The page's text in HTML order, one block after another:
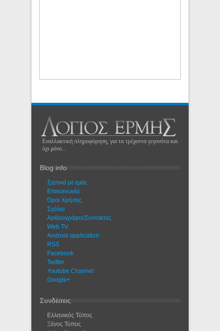
Εναλλακτική πληροφόρηση, για τα τρέχοντα γεγονότα και
όχι μόνο...
Blog info
Σχετικά με εμάς
Eπικοινωνία
Όροι Χρήσης
Σχόλια
Αρθρογράφοι/Συντάκτες
Web TV
Android application
RSS
Facebook
Twitter
Youtube Channel
Google+
Συνδέσεις
Ελληνικός Τύπος
Ξένος Τύπος